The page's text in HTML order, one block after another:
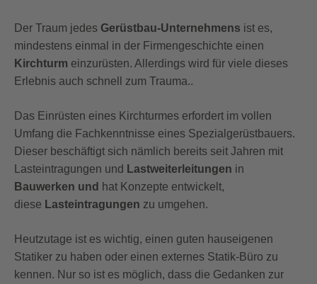
Der Traum jedes Gerüstbau-Unternehmens ist es,
mindestens einmal in der Firmengeschichte einen
Kirchturm einzurüsten. Allerdings wird für viele dieses
Erlebnis auch schnell zum Trauma..
Das Einrüsten eines Kirchturmes erfordert im vollen
Umfang die Fachkenntnisse eines Spezialgerüstbauers.
Dieser beschäftigt sich nämlich bereits seit Jahren mit
Lasteintragungen und Lastweiterleitungen in
Bauwerken und hat Konzepte entwickelt,
diese Lasteintragungen zu umgehen.
Heutzutage ist es wichtig, einen guten hauseigenen
Statiker zu haben oder einen externes Statik-Büro zu
kennen. Nur so ist es möglich, dass die Gedanken zur